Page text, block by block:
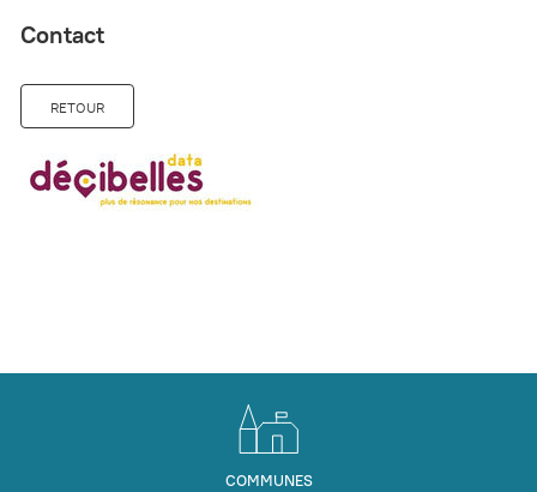
Contact
RETOUR
COMMUNES